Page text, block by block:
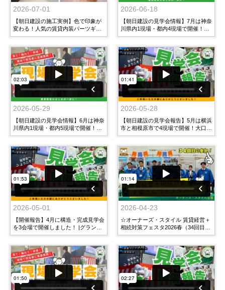
2026-07-01
【朝日建設の施工実例】色で印象が
変わる！人気の賃貸内装パーツギャ
ラリー集
2026-06-18
【朝日建設の見学会情報】7月は神奈
川県内1現場・都内4現場で開催！｜
やるぞうTV
2026-05-29
【朝日建設の見学会情報】6月は神奈
川県内1現場・都内5現場で開催！｜
やるぞうTV
2026-05-28
【朝日建設の見学会報告】5月は横浜
市と相模原市で4現場で開催！大口駅
おすすめのラーメン店をご紹介 |やる
2026-05-01
【開催報告】4月に構造・完成見学会
を3会場で開催しました！ |グランデ
ィールヨコハマ・中目黒3丁目マンシ
2026-04-23
☆オーナーズ・スタイル 賃貸経営＋
相続対策フェスタ2026春（34回目の
参加）